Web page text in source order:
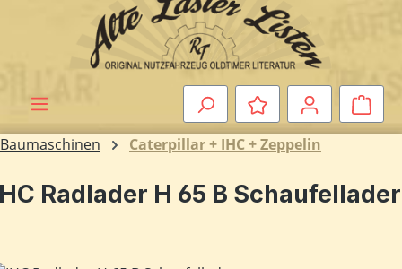
Baumaschinen Caterpillar + IHC + Zeppelin
Radlader H 65 B Schaufellader